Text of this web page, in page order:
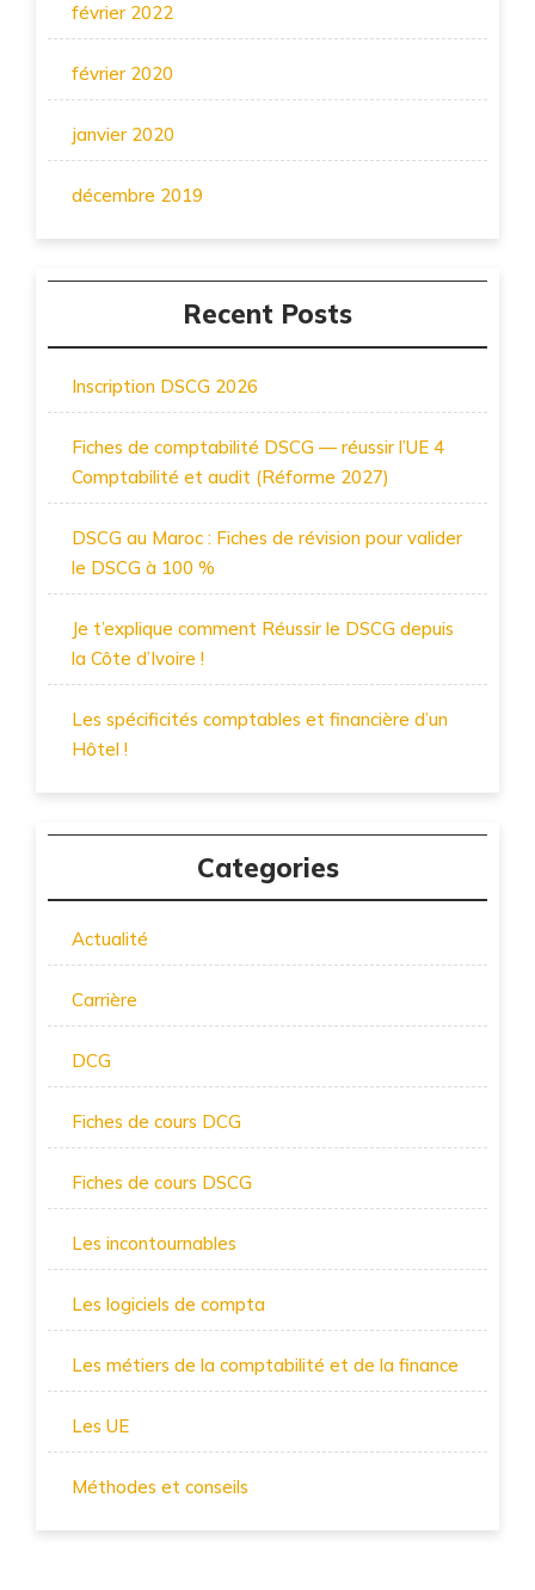
février 2022
février 2020
janvier 2020
décembre 2019
Recent Posts
Inscription DSCG 2026
Fiches de comptabilité DSCG — réussir l’UE 4
Comptabilité et audit (Réforme 2027)
DSCG au Maroc : Fiches de révision pour valider
le DSCG à 100 %
Je t’explique comment Réussir le DSCG depuis
la Côte d’Ivoire !
Les spécificités comptables et financière d’un
Hôtel !
Categories
Actualité
Carrière
DCG
Fiches de cours DCG
Fiches de cours DSCG
Les incontournables
Les logiciels de compta
Les métiers de la comptabilité et de la finance
Les UE
Méthodes et conseils